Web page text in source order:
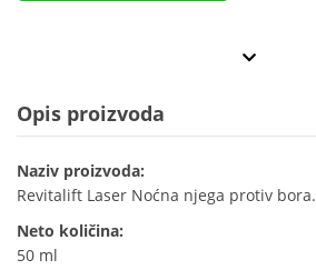
Opis proizvoda
Naziv proizvoda:
Revitalift Laser Noćna njega protiv bora.
Neto količina:
50 ml